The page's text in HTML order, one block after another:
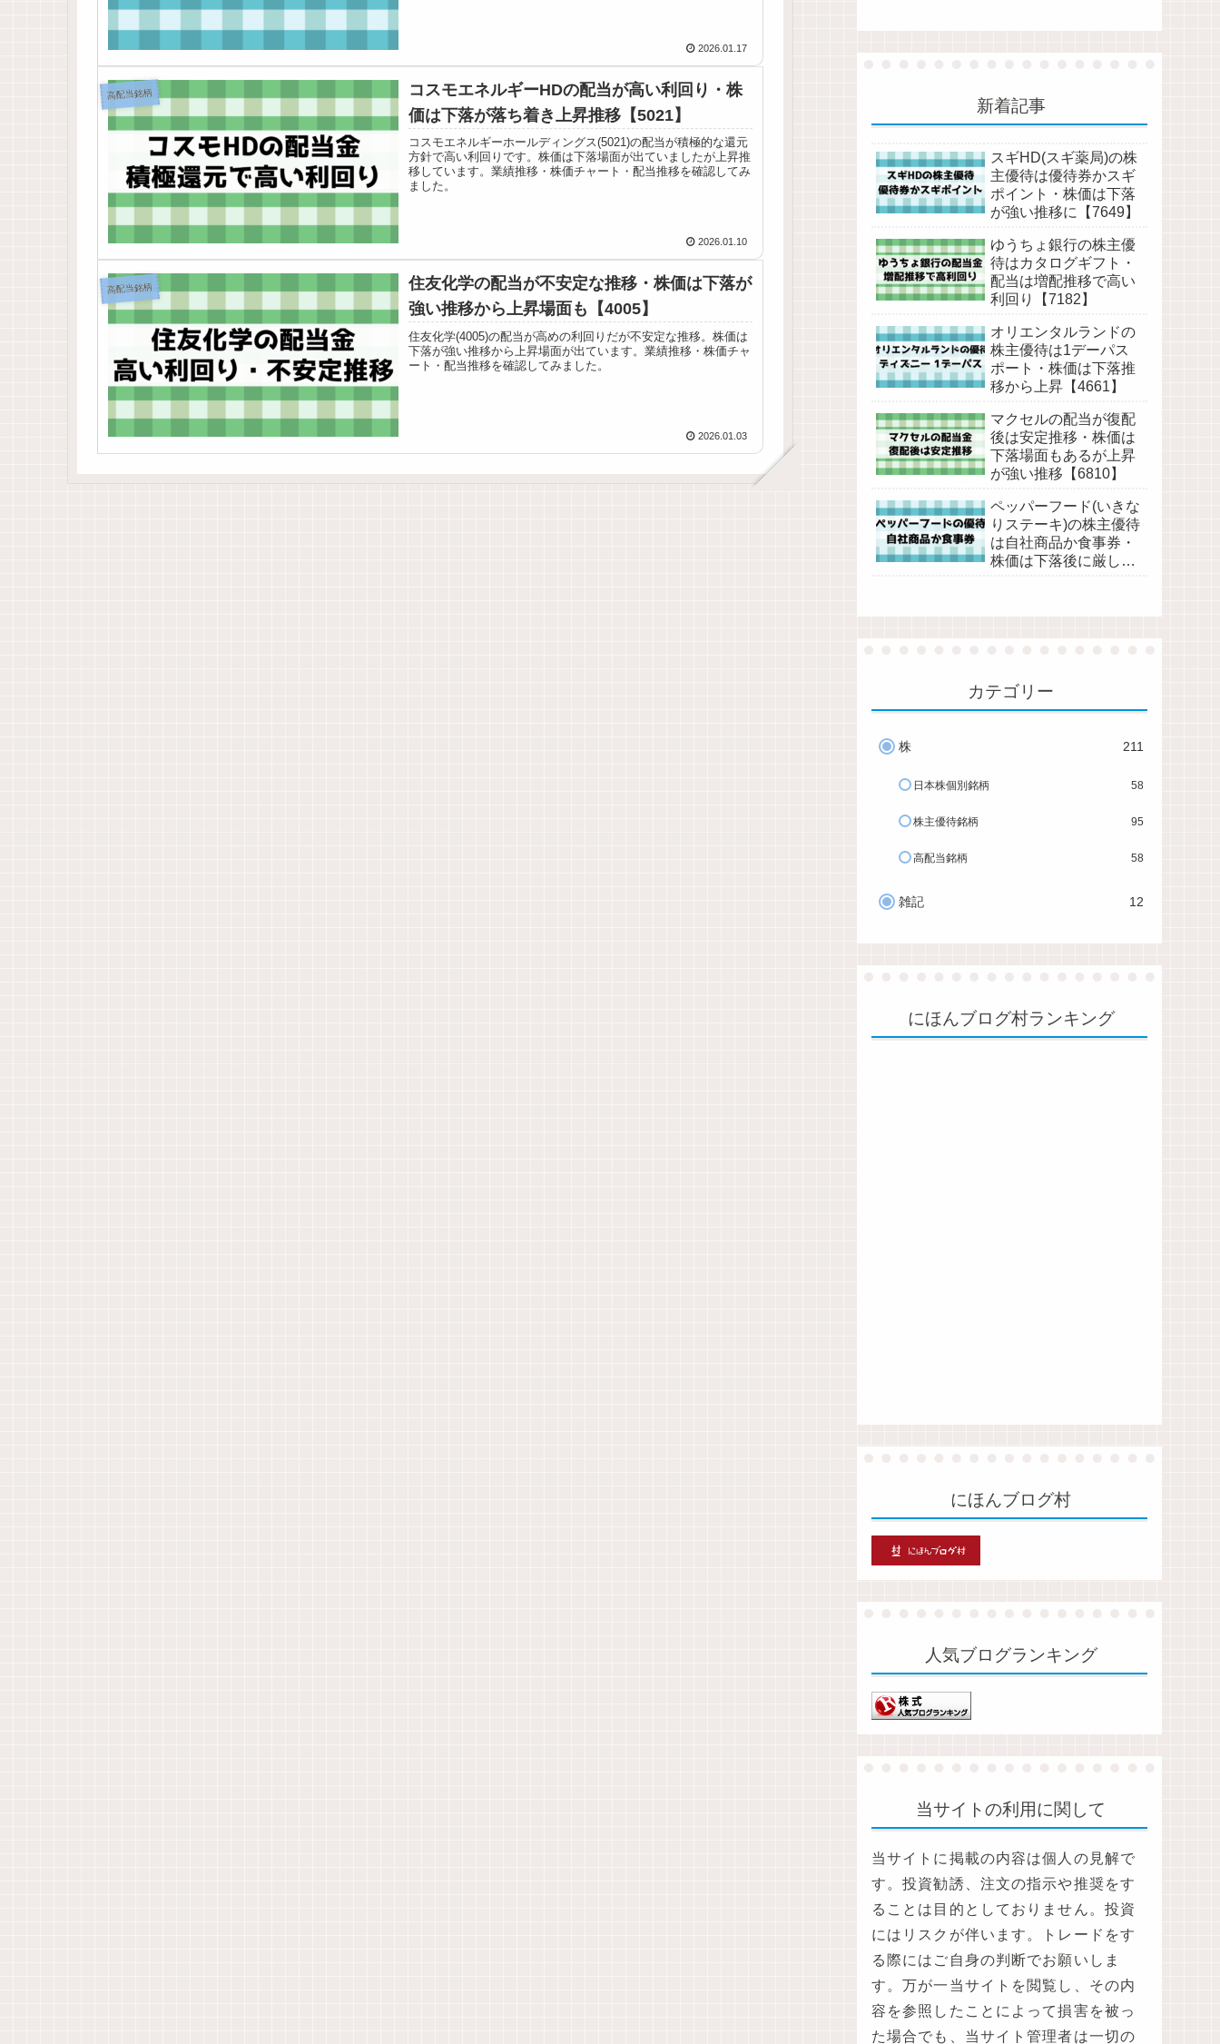
2026.01.17
高配当銘柄
コスモエネルギーHDの配当が高い利回り・株
価は下落が落ち着き上昇推移【5021】
コスモエネルギーホールディングス(5021)の配当が積極的な還元
方針で高い利回りです。株価は下落場面が出ていましたが上昇推
移しています。業績推移・株価チャート・配当推移を確認してみ
ました。
2026.01.10
高配当銘柄
住友化学の配当が不安定な推移・株価は下落が
強い推移から上昇場面も【4005】
住友化学(4005)の配当が高めの利回りだが不安定な推移。株価は
下落が強い推移から上昇場面が出ています。業績推移・株価チャ
ート・配当推移を確認してみました。
2026.01.03
新着記事
スギHD(スギ薬局)の株
主優待は優待券かスギ
ポイント・株価は下落
が強い推移に【7649】
ゆうちょ銀行の株主優
待はカタログギフト・
配当は増配推移で高い
利回り【7182】
オリエンタルランドの
株主優待は1デーパス
ポート・株価は下落推
移から上昇【4661】
マクセルの配当が復配
後は安定推移・株価は
下落場面もあるが上昇
が強い推移【6810】
ペッパーフード(いきな
りステーキ)の株主優待
は自社商品か食事券・
株価は下落後に厳しめ
カテゴリー
株 211
日本株個別銘柄 58
株主優待銘柄 95
高配当銘柄 58
雑記 12
にほんブログ村ランキング
にほんブログ村
人気ブログランキング
当サイトの利用に関して
当サイトに掲載の内容は個人の見解で
す。投資勧誘、注文の指示や推奨をす
ることは目的としておりません。投資
にはリスクが伴います。トレードをす
る際にはご自身の判断でお願いしま
す。万が一当サイトを閲覧し、その内
容を参照したことによって損害を被っ
た場合でも、当サイト管理者は一切の